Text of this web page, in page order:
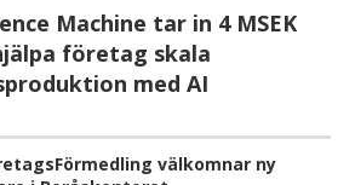
Machine tar in 4 MSEK
företag skala
med AI
välkomnar ny